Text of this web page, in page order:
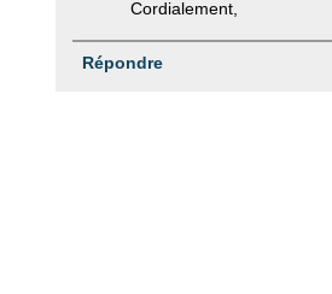
Cordialement,
Répondre